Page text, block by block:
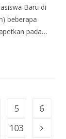
Baru di
beberapa
pada…
5
6
103